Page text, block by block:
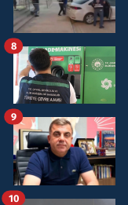
8
9
10